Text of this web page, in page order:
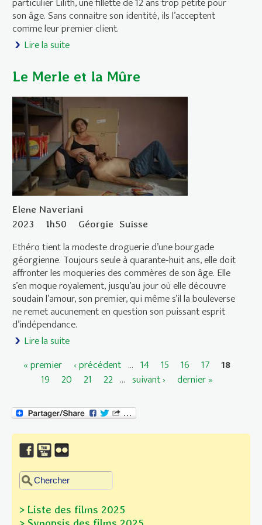
son âge. Sans connaitre son identité, ils l’acceptent
comme leur premier client.
Lire la suite
Le Merle et la Mûre
Elene Naveriani
2023
1h50 Géorgie Suisse
Ethéro tient la modeste droguerie d’une bourgade
géorgienne. Toujours seule à quarante-huit ans, elle doit
affronter les moqueries des commères de son âge. Elle
s’en moque royalement, jusqu’au jour où elle découvre
soudain l’amour, son premier, qui même s’il la bouleverse
ne remet aucunement en question son puissant esprit
d’indépendance.
Lire la suite
Pages
« premier ‹ précédent … 14 15 16 17
18
19
20 21 22 … suivant › dernier »
Formulaire de recherche
Chercher dans ce site
> Liste des films 2025